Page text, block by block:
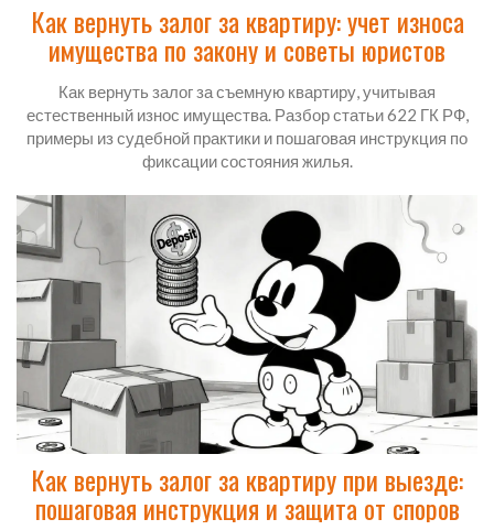
Как вернуть залог за квартиру: учет износа
имущества по закону и советы юристов
Как вернуть залог за съемную квартиру, учитывая
естественный износ имущества. Разбор статьи 622 ГК РФ,
примеры из судебной практики и пошаговая инструкция по
фиксации состояния жилья.
Как вернуть залог за квартиру при выезде:
пошаговая инструкция и защита от споров